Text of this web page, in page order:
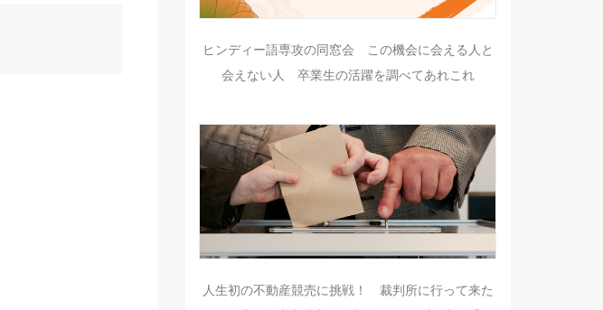
ヒンディー語専攻の同窓会 この機会に会える人と
会えない人 卒業生の活躍を調べてあれこれ
人生初の不動産競売に挑戦！ 裁判所に行って来た